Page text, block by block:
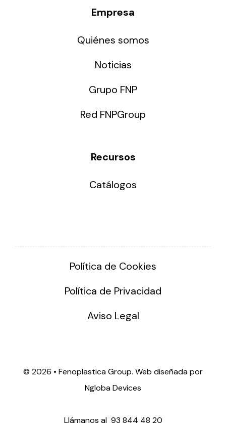
Empresa
Quiénes somos
Noticias
Grupo FNP
Red FNPGroup
Recursos
Catálogos
Política de Cookies
Política de Privacidad
Aviso Legal
© 2026 • Fenoplastica Group. Web diseñada por
Ngloba Devices
Llámanos al 93 844 48 20